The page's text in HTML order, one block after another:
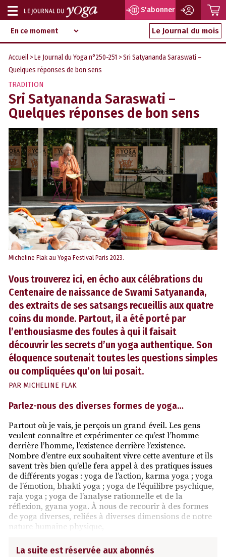
Aller
au
contenu
d‘information
indépendant
Afficher
ou
masquer
la
navigation
S'abonner
Le Journal du mois
Accueil >Le Journal du Yoga n°250-251 > Sri Satyananda Saraswati –
Quelques réponses de bon sens
TRADITION
Sri Satyananda Saraswati –
Quelques réponses de bon sens
Micheline Flak au Yoga Festival Paris 2023.
Vous trouverez ici, en écho aux célébrations du
Centenaire de naissance de Swami Satyananda,
des extraits de ses satsangs recueillis aux quatre
coins du monde. Partout, il a été porté par
l’enthousiasme des foules à qui il faisait
découvrir les secrets d’un yoga authentique. Son
éloquence soutenait toutes les questions simples
ou compliquées qu’on lui posait.
PAR MICHELINE FLAK
Parlez-nous des diverses formes de yoga…
Partout où je vais, je perçois un grand éveil. Les gens
veulent connaître et expérimenter ce qu’est l’homme
derrière l’homme, l’existence derrière l’existence.
Nombre d’entre eux souhaitent vivre cette aventure et ils
savent très bien qu’elle fera appel à des pratiques issues
de différents yogas : yoga de l’action, karma yoga ; yoga
de l’émotion, bhakti yoga ; yoga de l’équilibre psychique,
raja yoga ; yoga de l’analyse rationnelle et de la
réflexion, gyana yoga. À nous de recourir à des formes
de yoga diverses, reliées à diverses dimensions de notre
nature humaine physique,
La suite est réservée aux abonnés